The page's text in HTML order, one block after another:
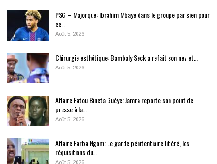
PSG – Majorque: Ibrahim Mbaye dans le groupe parisien pour
ce…
Août 5, 2026
Chirurgie esthétique: Bambaly Seck a refait son nez et…
Août 5, 2026
Affaire Fatou Bineta Guéye: Jamra reporte son point de
presse à la…
Août 5, 2026
Affaire Farba Ngom: Le garde pénitentiaire libéré, les
réquisitions du…
Août 5, 2026